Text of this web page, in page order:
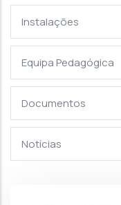
Instalações
Equipa Pedagógica
Documentos
Notícias